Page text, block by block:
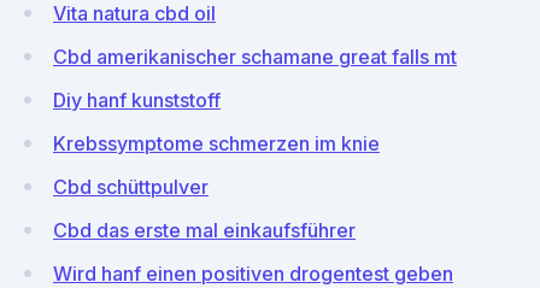
Vita natura cbd oil
Cbd amerikanischer schamane great falls mt
Diy hanf kunststoff
Krebssymptome schmerzen im knie
Cbd schüttpulver
Cbd das erste mal einkaufsführer
Wird hanf einen positiven drogentest geben